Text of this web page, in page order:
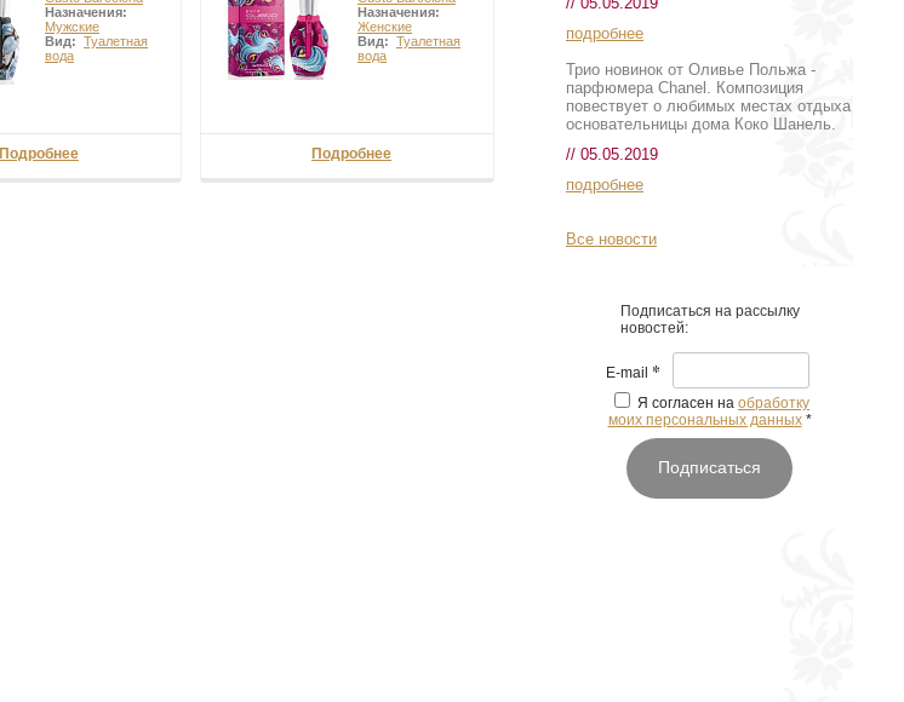
Назначения:
Мужские
Вид: Туалетная
вода
Подробнее
Назначения:
Женские
Вид: Туалетная
вода
Подробнее
подробнее
Трио новинок от Оливье Польжа -
парфюмера Chanel. Композиция
повествует о любимых местах отдыха
основательницы дома Коко Шанель.
// 05.05.2019
подробнее
Все новости
Подписаться на рассылку
новостей:
E-mail *
Я согласен на обработку
моих персональных данных *
Подписаться